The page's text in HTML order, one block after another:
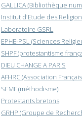
GALLICA (Bibliothèque
Institut d'Etude des
Laboratoire GSRL
EPHE-PSL (Sciences
SHPF (protestantisme
DIEU CHANGE A PARIS
AFHRC (Association
SEMF (méthodisme)
Protestants bretons
GRHP (Groupe de